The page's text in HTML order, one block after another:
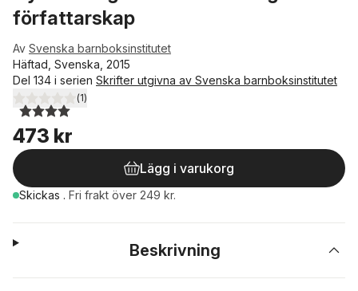
författarskap
Av Svenska barnboksinstitutet
Häftad, Svenska, 2015
Del 134 i serien Skrifter utgivna av Svenska barnboksinstitutet
4,0utav 5 stjärnor. Totalt antal röster:
(1)
473 kr
Lägg i varukorg
Skickas . Fri frakt över 249 kr.
Beskrivning